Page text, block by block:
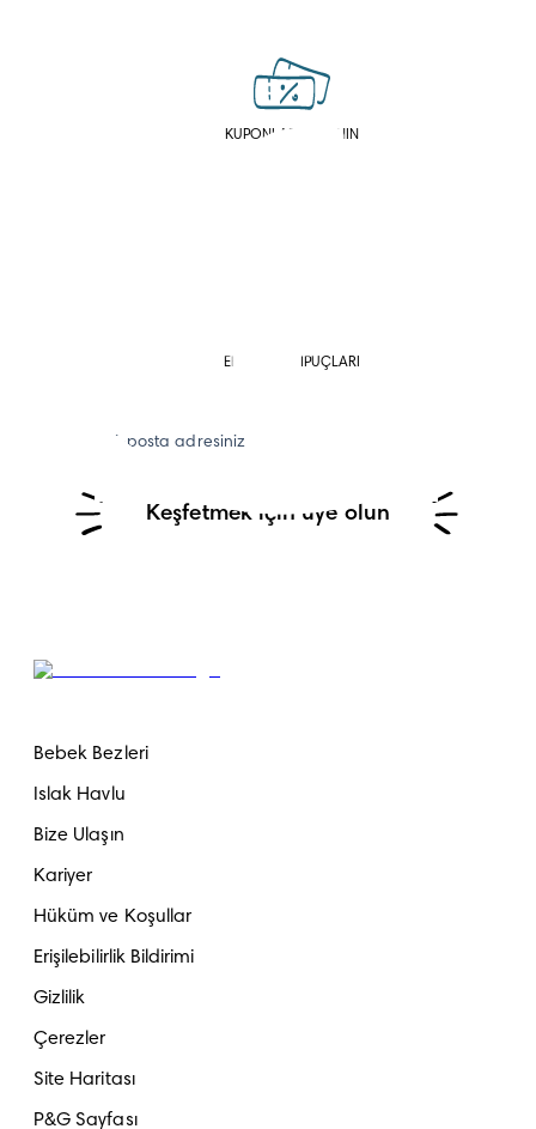
KUPONLAR KAZANIN
EBEVEYNLİK İPUÇLARI
E-posta adresiniz
Keşfetmek için üye olun
Bebek Bezleri
Islak Havlu
Bize Ulaşın
Kariyer
Hüküm ve Koşullar
Erişilebilirlik Bildirimi
Gizlilik
Çerezler
Site Haritası
P&G Sayfası